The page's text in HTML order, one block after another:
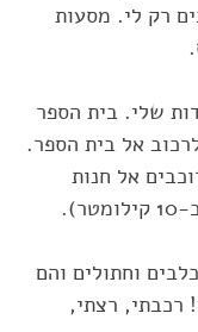
רק לי. מסעות
שלי. בית הספר
אל בית הספר.
אל חנות
וחתולים והם
רכבתי, רצתי,